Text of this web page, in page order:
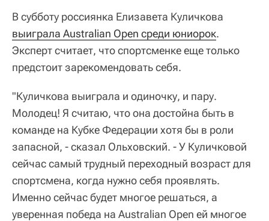
В субботу россиянка Елизавета Куличкова
выиграла Australian Open среди юниорок.
Эксперт считает, что спортсменке еще только
предстоит зарекомендовать себя.
"Куличкова выиграла и одиночку, и пару.
Молодец! Я считаю, что она достойна быть в
команде на Кубке Федерации хотя бы в роли
запасной, - сказал Ольховский. - У Куличковой
сейчас самый трудный переходный возраст для
спортсмена, когда нужно себя проявлять.
Именно сейчас будет многое решаться, а
уверенная победа на Australian Open ей многое